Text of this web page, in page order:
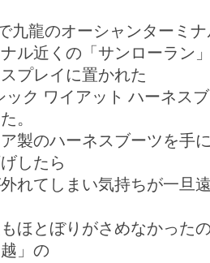
九龍のオーシャンターミ
ル近くの「サンローラン
プレイに置かれた
ック ワイアット ハーネス
。
製のハーネスブーツを手
げしたら
外れてしまい気持ちが一
ほとぼりがさめなかった
」の